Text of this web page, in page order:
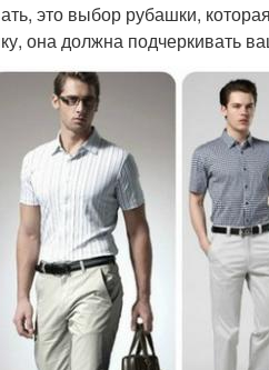
это выбор рубашки,
она должна подчеркивать